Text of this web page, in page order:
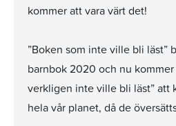
kommer att vara värt det!
”Boken som inte ville bli läst”
barnbok 2020 och nu
verkligen inte ville bli läst” att
hela vår planet, då de